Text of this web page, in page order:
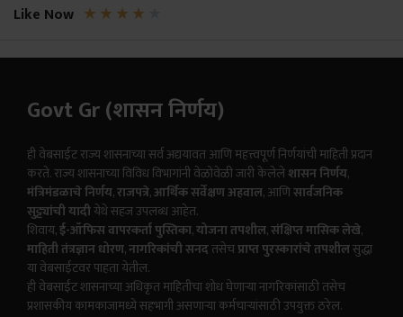
Like Now ★ ★ ★ ★
Govt Gr (शासन निर्णय)
ही वेबसाईट राज्य शासनाच्या सर्व अद्ययावत आणि महत्त्वपूर्ण निर्णयांची माहिती प्रदान
करते. राज्य शासनाच्या विविध विभागांनी वेळोवेळी जारी केलेलेशासन निर्णय,
मंत्रिमंडळाचे निर्णय,राजपत्रे,आर्थिक सर्वेक्षण अहवाल, आणिसार्वजनिक
सुट्ट्यांची यादीयेथे सहज उपलब्ध आहेत.
शिवाय,ई-ऑफिस वापरकर्ता पुस्तिका,योजना तपशील,संक्षिप्त मासिक लेखे,
माहिती तंत्रज्ञान धोरण,नागरिकांची सनदतसेचप्राप्त पुरस्कारांचे तपशीलसुद्धा
या वेबसाईटवर पाहता येतील.
ही वेबसाईट शासनाच्या अधिकृत माहितीचा शोध घेणाऱ्या नागरिकांसाठी तसेच
प्रशासकीय कामकाजामध्ये सहभागी असणाऱ्या कर्मचाऱ्यांसाठी उपयुक्त ठरेल.